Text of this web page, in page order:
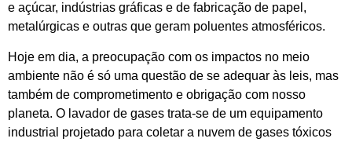
e açúcar, indústrias gráficas e de fabricação de papel,
metalúrgicas e outras que geram poluentes atmosféricos.
Hoje em dia, a preocupação com os impactos no meio
ambiente não é só uma questão de se adequar às leis, mas
também de comprometimento e obrigação com nosso
planeta. O lavador de gases trata-se de um equipamento
industrial projetado para coletar a nuvem de gases tóxicos